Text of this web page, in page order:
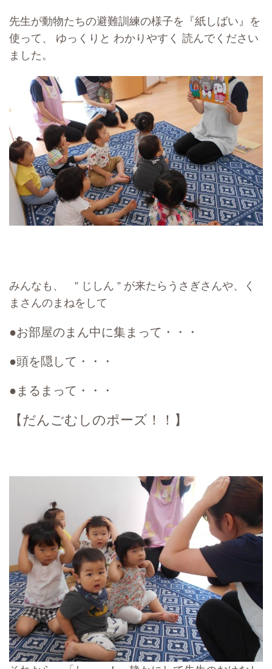
先生が動物たちの避難訓練の様子を『紙しばい』を
使って、 ゆっくりと わかりやすく 読んでください
ました。
みんなも、 ” じしん ” が来たらうさぎさんや、く
まさんのまねをして
●お部屋のまん中に集まって・・・
●頭を隠して・・・
●まるまって・・・
【だんごむしのポーズ！！】